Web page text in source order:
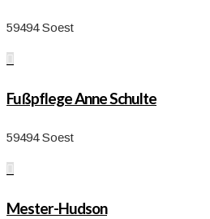
59494 Soest

Fußpflege Anne Schulte
59494 Soest

Mester-Hudson